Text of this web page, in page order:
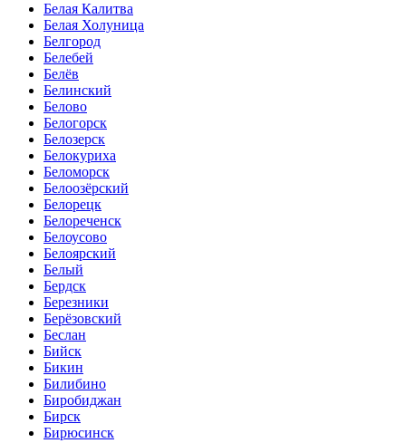
Белая Калитва
Белая Холуница
Белгород
Белебей
Белёв
Белинский
Белово
Белогорск
Белозерск
Белокуриха
Беломорск
Белоозёрский
Белорецк
Белореченск
Белоусово
Белоярский
Белый
Бердск
Березники
Берёзовский
Беслан
Бийск
Бикин
Билибино
Биробиджан
Бирск
Бирюсинск